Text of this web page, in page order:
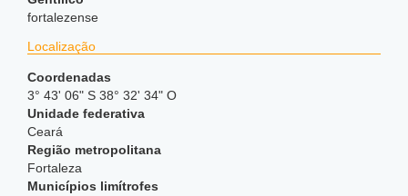
fortalezense
Localização
Coordenadas
3° 43' 06" S 38° 32' 34" O
Unidade federativa
Ceará
Região metropolitana
Fortaleza
Municípios limítrofes